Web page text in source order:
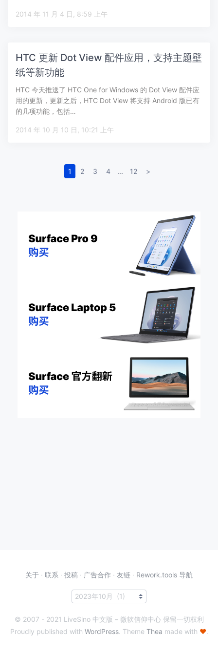
2014 年 11 月 4 日, 8:59 上午
HTC 更新 Dot View 配件应用，支持主题壁
纸等新功能
HTC 今天推送了 HTC One for Windows 的 Dot View 配件应
用的更新，更新之后，HTC Dot View 将支持 Android 版已有
的几项功能，包括…
2014 年 10 月 10 日, 10:21 上午
1 2 3 4 ... 12 >
关于 · 联系 · 投稿 · 广告合作 · 友链 · Rework.tools 导航
© 2007 - 2021 LiveSino 中文版 – 微软信仰中心 保留一切权利
Proudly published with WordPress. Theme Thea made with ♥.